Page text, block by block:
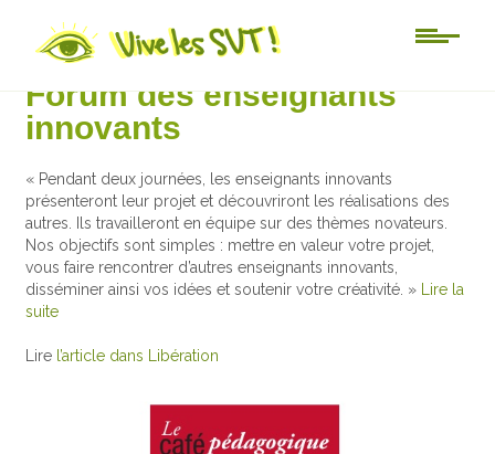
Au jour le jour
Forum des enseignants
innovants
« Pendant deux journées, les enseignants innovants
présenteront leur projet et découvriront les réalisations des
autres. Ils travailleront en équipe sur des thèmes novateurs.
Nos objectifs sont simples : mettre en valeur votre projet,
vous faire rencontrer d’autres enseignants innovants,
disséminer ainsi vos idées et soutenir votre créativité. »
Lire la
suite
Lire l’article dans Libération